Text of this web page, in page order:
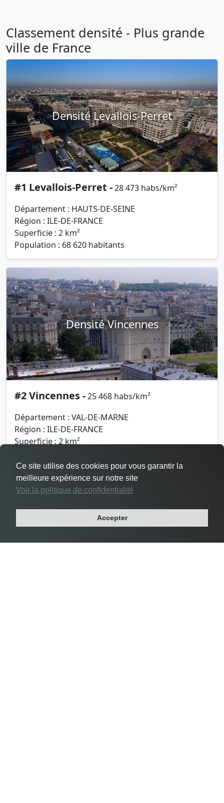
Classement densité - Plus grande
ville de France
Densité Levallois-Perret
#1 Levallois-Perret -28 473 habs/km²
Département : HAUTS-DE-SEINE
Région : ILE-DE-FRANCE
Superficie : 2 km²
Population : 68 620 habitants
Densité Vincennes
#2 Vincennes -25 468 habs/km²
Département : VAL-DE-MARNE
Région : ILE-DE-FRANCE
Superficie : 2 km²
Ce site utilise des cookies pour vous garantir la
meilleure expérience sur notre site
Voir la politique de confidentialité
Accepter